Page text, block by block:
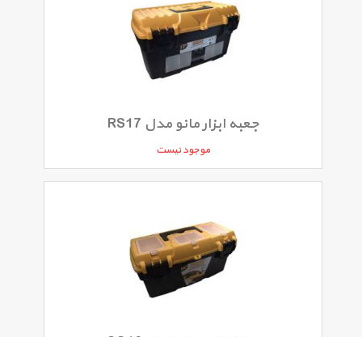
جعبه ابزار مانو مدل RS17
موجود نیست